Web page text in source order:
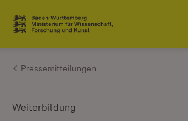
Zum Inhalt springen
Link zur Startseite
Pressemitteilungen
Weiterbildung